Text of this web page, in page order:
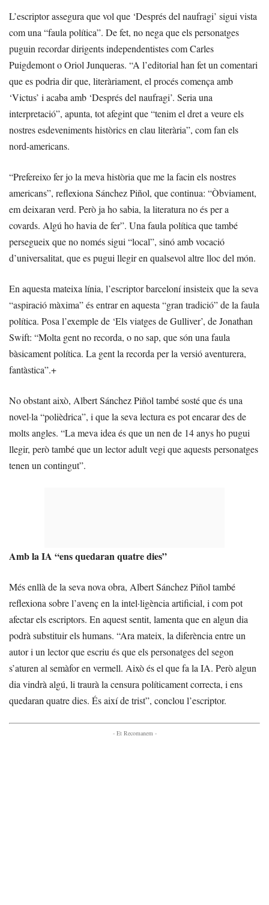
L’escriptor assegura que vol que ‘Després del naufragi’ sigui vista
com una “faula política”. De fet, no nega que els personatges
puguin recordar dirigents independentistes com Carles
Puigdemont o Oriol Junqueras. “A l’editorial han fet un comentari
que es podria dir que, literàriament, el procés comença amb
‘Victus’ i acaba amb ‘Després del naufragi’. Seria una
interpretació”, apunta, tot afegint que “tenim el dret a veure els
nostres esdeveniments històrics en clau literària”, com fan els
nord-americans.
“Prefereixo fer jo la meva història que me la facin els nostres
americans”, reflexiona Sánchez Piñol, que continua: “Òbviament,
em deixaran verd. Però ja ho sabia, la literatura no és per a
covards. Algú ho havia de fer”. Una faula política que també
persegueix que no només sigui “local”, sinó amb vocació
d’universalitat, que es pugui llegir en qualsevol altre lloc del món.
En aquesta mateixa línia, l’escriptor barceloní insisteix que la seva
“aspiració màxima” és entrar en aquesta “gran tradició” de la faula
política. Posa l’exemple de ‘Els viatges de Gulliver’, de Jonathan
Swift: “Molta gent no recorda, o no sap, que són una faula
bàsicament política. La gent la recorda per la versió aventurera,
fantàstica”.+
No obstant això, Albert Sánchez Piñol també sosté que és una
novel·la “polièdrica”, i que la seva lectura es pot encarar des de
molts angles. “La meva idea és que un nen de 14 anys ho pugui
llegir, però també que un lector adult vegi que aquests personatges
tenen un contingut”.
Amb la IA “ens quedaran quatre dies”
Més enllà de la seva nova obra, Albert Sánchez Piñol també
reflexiona sobre l’avenç en la intel·ligència artificial, i com pot
afectar els escriptors. En aquest sentit, lamenta que en algun dia
podrà substituir els humans. “Ara mateix, la diferència entre un
autor i un lector que escriu és que els personatges del segon
s’aturen al semàfor en vermell. Això és el que fa la IA. Però algun
dia vindrà algú, li traurà la censura políticament correcta, i ens
quedaran quatre dies. És així de trist”, conclou l’escriptor.
- Et Recomanem -